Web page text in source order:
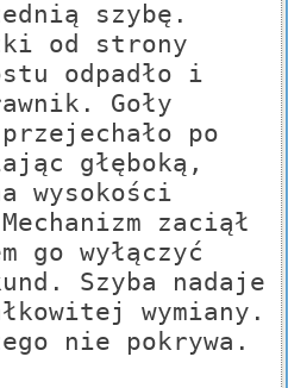
szybę.
od strony
odpadło i
Goły
po
głęboką,
wysokości
zaciął
go wyłączyć
Szyba nadaje
wymiany.
nie pokrywa.